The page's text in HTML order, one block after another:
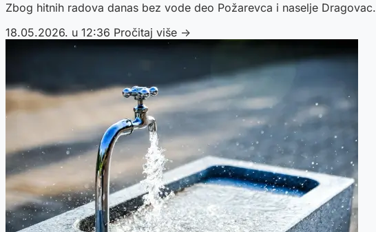
Zbog hitnih radova danas bez vode deo Požarevca i naselje Dragovac.
18.05.2026. u 12:36 Pročitaj više →